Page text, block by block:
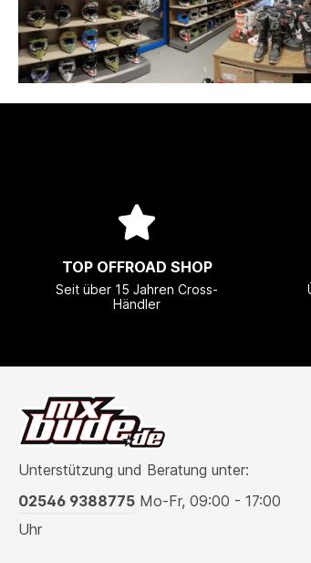
TOP OFFROAD SHOP
Seit über 15 Jahren Cross-
Händler
Unterstützung und Beratung unter:
02546 9388775 Mo-Fr, 09:00 - 17:00
Uhr